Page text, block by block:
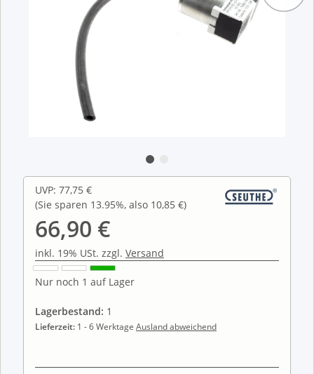
UVP: 77,75 €
(Sie sparen 13.95%, also 10,85 €)
66,90 €
inkl. 19% USt. zzgl. Versand
Nur noch 1 auf Lager
Lagerbestand: 1
Lieferzeit: 1 - 6 Werktage Ausland abweichend